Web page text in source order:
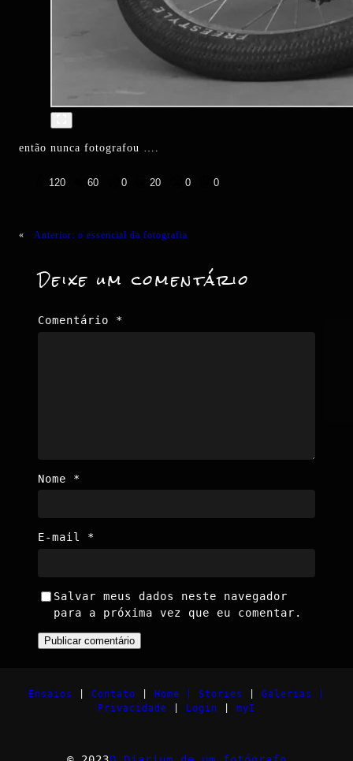
então nunca fotografou ….
120 60 0 20 0 0
« Anterior: o essencial da fotografia
Deixe um comentário
Comentário *
Nome *
E-mail *
Salvar meus dados neste navegador
para a próxima vez que eu comentar.
Ensaios Contato Home | Stories
Galerias |
Privacidade
Login myI